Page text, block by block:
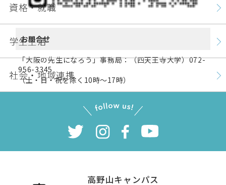
お問合せ
「大阪の先生になろう」事務局：（四天王寺大学）072-
956-3345
（土・日・祝を除く10時～17時）
高野山キャンパス
資格・就職
学生生活
社会・地域連携